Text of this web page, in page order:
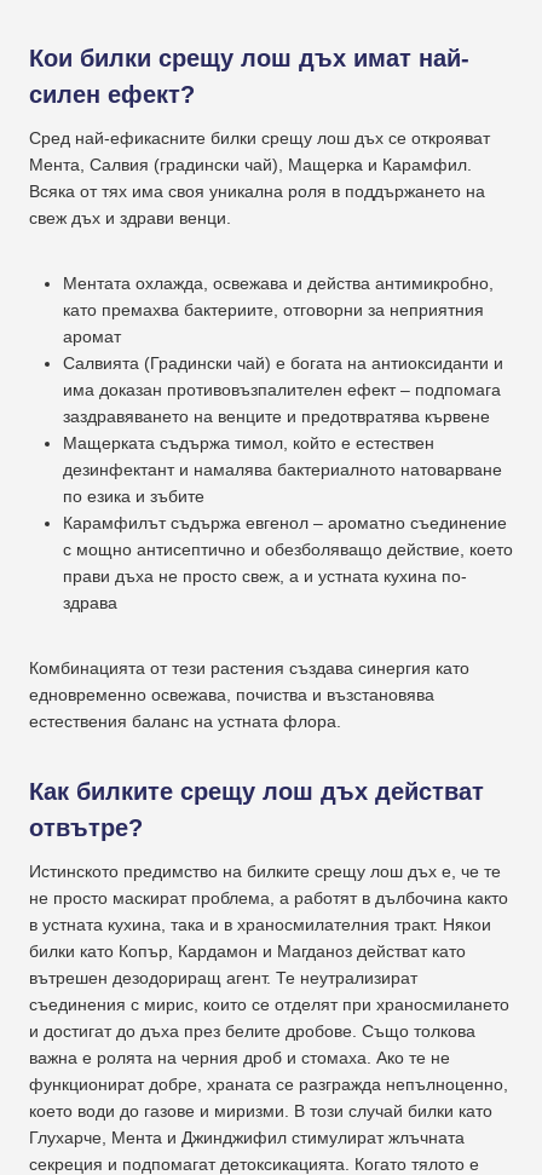
Кои билки срещу лош дъх имат най-
силен ефект?
Сред най-ефикасните билки срещу лош дъх се открояват
Мента, Салвия (градински чай), Мащерка и Карамфил.
Всяка от тях има своя уникална роля в поддържането на
свеж дъх и здрави венци.
Ментата охлажда, освежава и действа антимикробно,
като премахва бактериите, отговорни за неприятния
аромат
Салвията (Градински чай) е богата на антиоксиданти и
има доказан противовъзпалителен ефект – подпомага
заздравяването на венците и предотвратява кървене
Мащерката съдържа тимол, който е естествен
дезинфектант и намалява бактериалното натоварване
по езика и зъбите
Карамфилът съдържа евгенол – ароматно съединение
с мощно антисептично и обезболяващо действие, което
прави дъха не просто свеж, а и устната кухина по-
здрава
Комбинацията от тези растения създава синергия като
едновременно освежава, почиства и възстановява
естествения баланс на устната флора.
Как билките срещу лош дъх действат
отвътре?
Истинското предимство на билките срещу лош дъх е, че те
не просто маскират проблема, а работят в дълбочина както
в устната кухина, така и в храносмилателния тракт. Някои
билки като Копър, Кардамон и Магданоз действат като
вътрешен дезодориращ агент. Те неутрализират
съединения с мирис, които се отделят при храносмилането
и достигат до дъха през белите дробове. Също толкова
важна е ролята на черния дроб и стомаха. Ако те не
функционират добре, храната се разгражда непълноценно,
което води до газове и миризми. В този случай билки като
Глухарче, Мента и Джинджифил стимулират жлъчната
секреция и подпомагат детоксикацията. Когато тялото е